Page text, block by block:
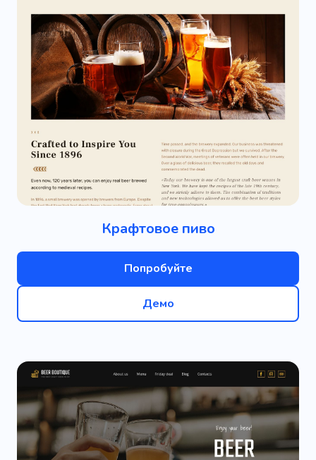
Крафтовое пиво
Попробуйте
Демо